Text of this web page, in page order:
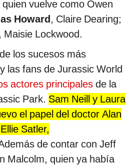
quien vuelve como Owen
Howard, Claire Dearing;
Lockwood.
los sucesos más
las fans de Jurassic World
actores principales de la
Park. Sam Neill y Laura
el papel del doctor Alan
Satler,
de contar con Jeff
Malcolm, quien ya había